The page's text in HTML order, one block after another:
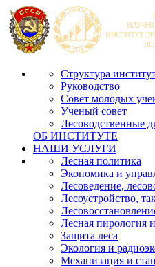
Структура
Руководство
Совет молодых
Ученый совет
Лесоводственные
ОБ ИНСТИТУТЕ
НАШИ УСЛУГИ
Лесная политика
Экономика и
Лесоведение,
Лесоустройство,
Лесная пирология
Защита леса
Экология и
Механизация и